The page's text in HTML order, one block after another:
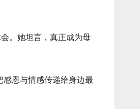
。她坦言，真正成为母
感恩与情感传递给身边最